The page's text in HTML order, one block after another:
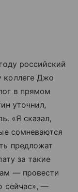
российский
коллеге Джо
в прямом
уточнил,
«Я сказал,
сомневаются
предложат
за такие
— провести
сейчас», —